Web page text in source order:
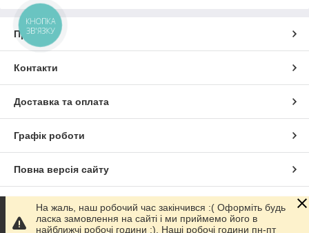
Про нас
Контакти
Доставка та оплата
Графік роботи
Повна версія сайту
Сайт створено на маркетплейсі Prom.ua
На жаль, наш робочий час закінчився :( Оформіть будь
ласка замовлення на сайті і ми приймемо його в
найближчі робочі години :). Наші робочі години пн-пт
КНОПКА
ЗВ'ЯЗКУ